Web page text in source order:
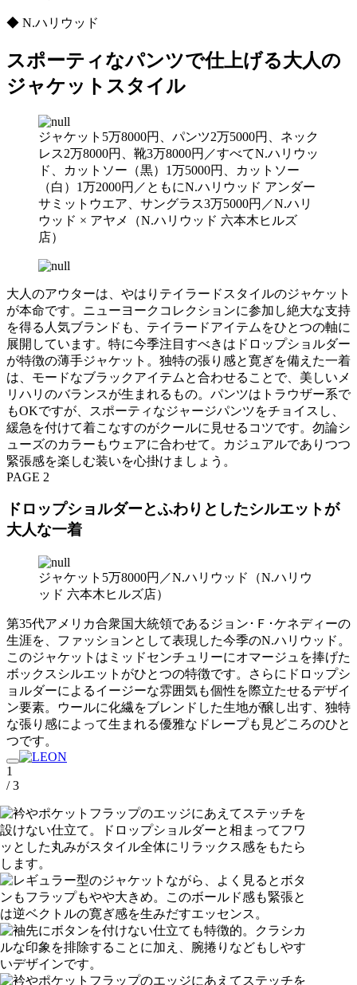
◆ N.ハリウッド
スポーティなパンツで仕上げる大人の
ジャケットスタイル
ジャケット5万8000円、パンツ2万5000円、ネック
レス2万8000円、靴3万8000円／すべてN.ハリウッ
ド、カットソー（黒）1万5000円、カットソー
（白）1万2000円／ともにN.ハリウッド アンダー
サミットウエア、サングラス3万5000円／N.ハリ
ウッド × アヤメ（N.ハリウッド 六本木ヒルズ
店）
大人のアウターは、やはりテイラードスタイルのジャケット
が本命です。ニューヨークコレクションに参加し絶大な支持
を得る人気ブランドも、テイラードアイテムをひとつの軸に
展開しています。特に今季注目すべきはドロップショルダー
が特徴の薄手ジャケット。独特の張り感と寛ぎを備えた一着
は、モードなブラックアイテムと合わせることで、美しいメ
リハリのバランスが生まれるもの。パンツはトラウザー系で
もOKですが、スポーティなジャージパンツをチョイスし、
緩急を付けて着こなすのがクールに見せるコツです。勿論シ
ューズのカラーもウェアに合わせて。カジュアルでありつつ
緊張感を楽しむ装いを心掛けましょう。
PAGE 2
ドロップショルダーとふわりとしたシルエットが
大人な一着
ジャケット5万8000円／N.ハリウッド（N.ハリウ
ッド 六本木ヒルズ店）
第35代アメリカ合衆国大統領であるジョン･Ｆ･ケネディーの
生涯を、ファッションとして表現した今季のN.ハリウッド。
このジャケットはミッドセンチュリーにオマージュを捧げた
ボックスシルエットがひとつの特徴です。さらにドロップシ
ョルダーによるイージーな雰囲気も個性を際立たせるデザイ
ン要素。ウールに化繊をブレンドした生地が醸し出す、独特
な張り感によって生まれる優雅なドレープも見どころのひと
つです。
1
/ 3